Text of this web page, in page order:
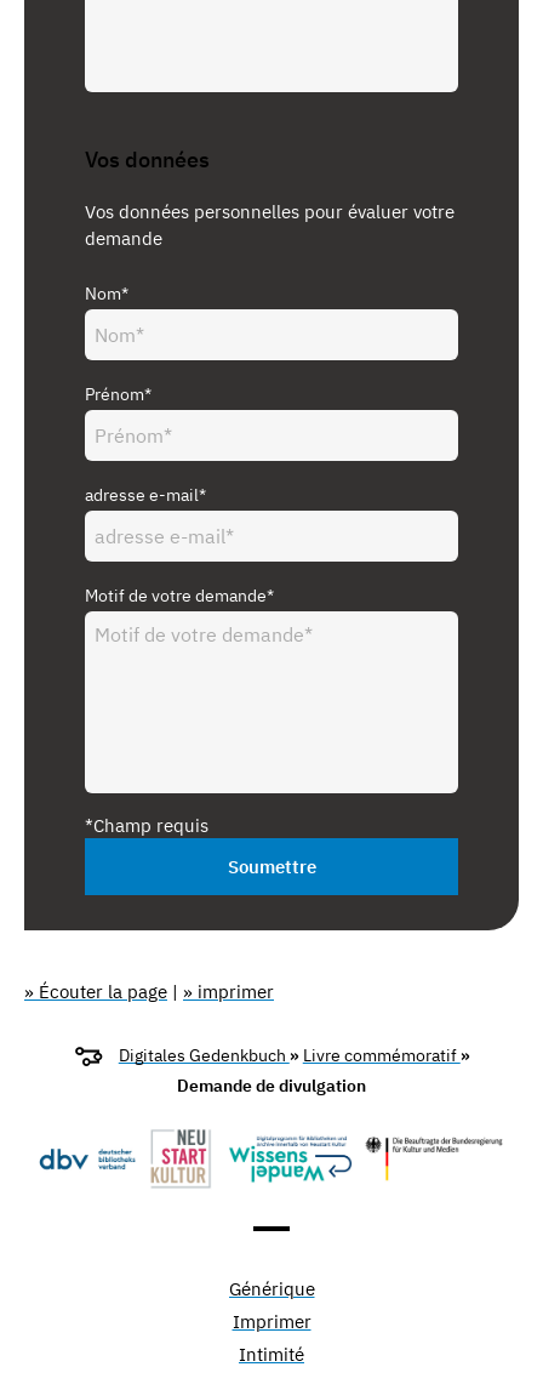
Vos données
Vos données personnelles pour évaluer votre
demande
Nom*
Prénom*
adresse e-mail*
Motif de votre demande*
*Champ requis
Soumettre
» Écouter la page | » imprimer
Digitales Gedenkbuch » Livre commémoratif »
Demande de divulgation
Générique
Imprimer
Intimité